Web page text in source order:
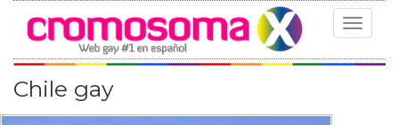
Toggle
Chile gay